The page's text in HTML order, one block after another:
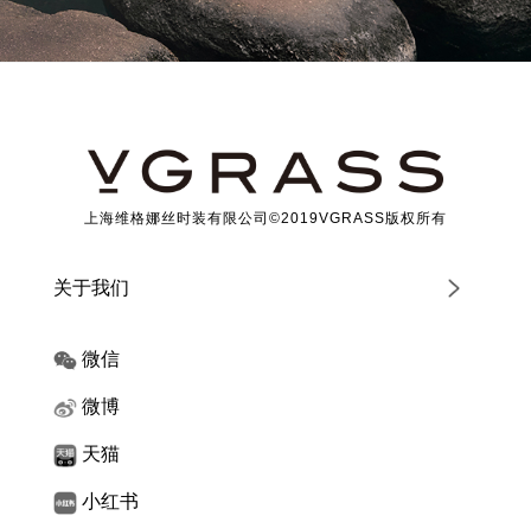
上海维格娜丝时装有限公司©2019VGRASS版权所有
关于我们
微信
微博
天猫
小红书